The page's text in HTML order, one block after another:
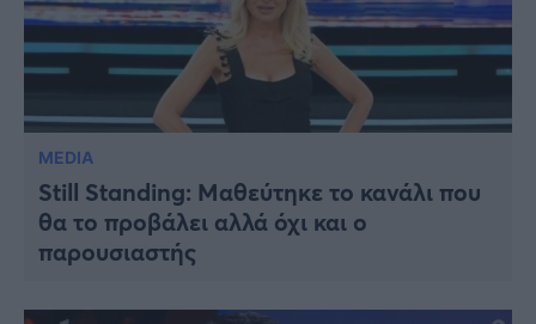
MEDIA
Still Standing: Μαθεύτηκε το κανάλι που
θα το προβάλει αλλά όχι και ο
παρουσιαστής